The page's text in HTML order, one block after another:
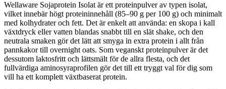
Wellaware Sojaprotein Isolat är ett proteinpulver av typen isolat,
vilket innebär högt proteininnehåll (85–90 g per 100 g) och minimalt
med kolhydrater och fett. Det är enkelt att använda: en skopa i kall
växtdryck eller vatten blandas snabbt till en slät shake, och den
neutrala smaken gör det lätt att smyga in extra protein i allt från
pannkakor till overnight oats. Som veganskt proteinpulver är det
dessutom laktosfritt och lättsmält för de allra flesta, och det
fullvärdiga aminosyraprofilen gör det till ett tryggt val för dig som
vill ha ett komplett växtbaserat protein.